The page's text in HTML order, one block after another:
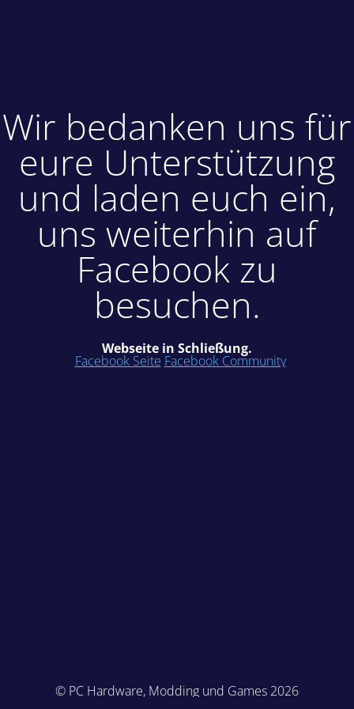
Wir bedanken uns für
eure Unterstützung
und laden euch ein,
uns weiterhin auf
Facebook zu
besuchen.
Webseite in Schließung.
Facebook Seite Facebook Community
© PC Hardware, Modding und Games 2026